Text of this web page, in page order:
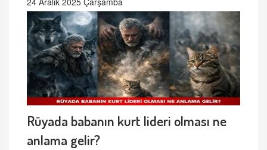
Rüyada babanın kurt lideri olması ne
anlama gelir?